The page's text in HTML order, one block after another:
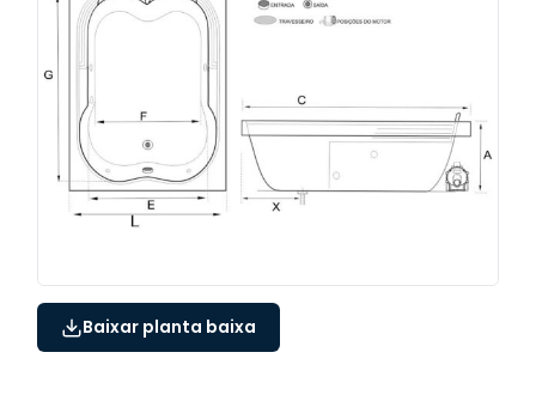
Baixar planta baixa